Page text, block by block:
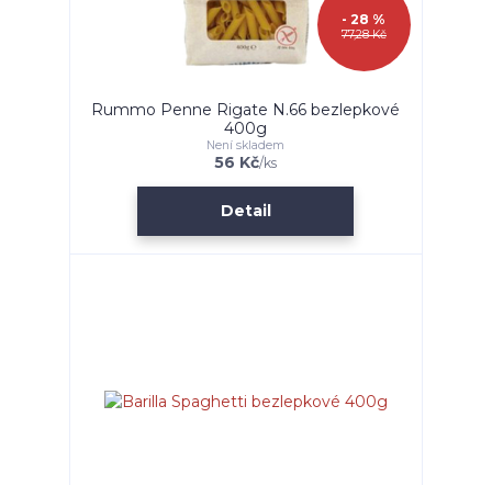
77,28 Kč
- 28 %
Rummo Penne Rigate N.66 bezlepkové
400g
56 Kč/ks
Není skladem
Detail